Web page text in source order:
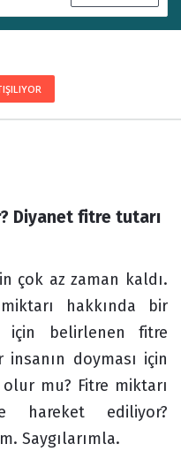
Diyanet fitre tutarı
çok az zaman kaldı.
hakkında bir
için belirlenen fitre
insanın doyması için
mu? Fitre miktarı
hareket ediliyor?
Saygılarımla.